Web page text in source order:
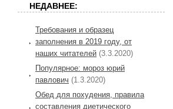
НЕДАВНЕЕ:
Требования и образец
заполнения в 2019 году, от
наших читателей (3.3.2020)
Популярное: мороз юрий
павлович (1.3.2020)
Обед для похудения, правила
составления диетического